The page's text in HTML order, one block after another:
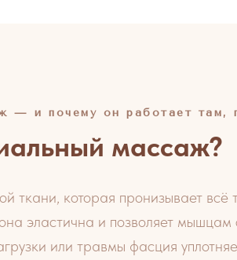
— и почему он работает там,
массаж?
ткани, которая пронизывает
эластична и позволяет мышцам
или травмы фасция